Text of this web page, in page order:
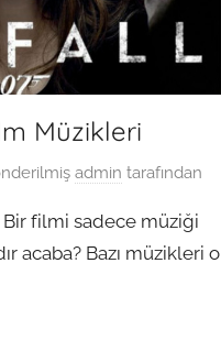
Müzikleri
admin tarafından
filmi sadece müziği
acaba? Bazı müzikleri o